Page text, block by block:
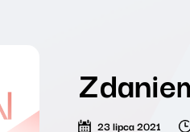
23 lipca 2021